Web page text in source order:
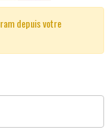
depuis votre